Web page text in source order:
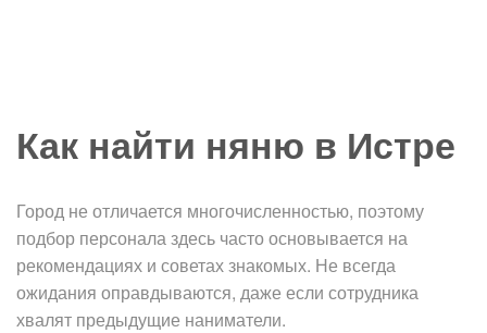
Как найти няню в Истре
Город не отличается многочисленностью, поэтому
подбор персонала здесь часто основывается на
рекомендациях и советах знакомых. Не всегда
ожидания оправдываются, даже если сотрудника
хвалят предыдущие наниматели.